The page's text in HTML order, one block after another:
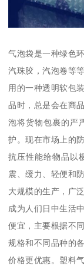
气泡袋是一种绿色
汽珠胶，汽泡卷等
用的一种透明软包
品时，总是会在商
泡将货物包裹的严
护。现在市场上的
抗压性能给物品以
震、缓力、轻便和
大规模的生产，广
成为人们日中生活
便宜，主要根据不
规格和不同品种的
价格更优惠。塑料